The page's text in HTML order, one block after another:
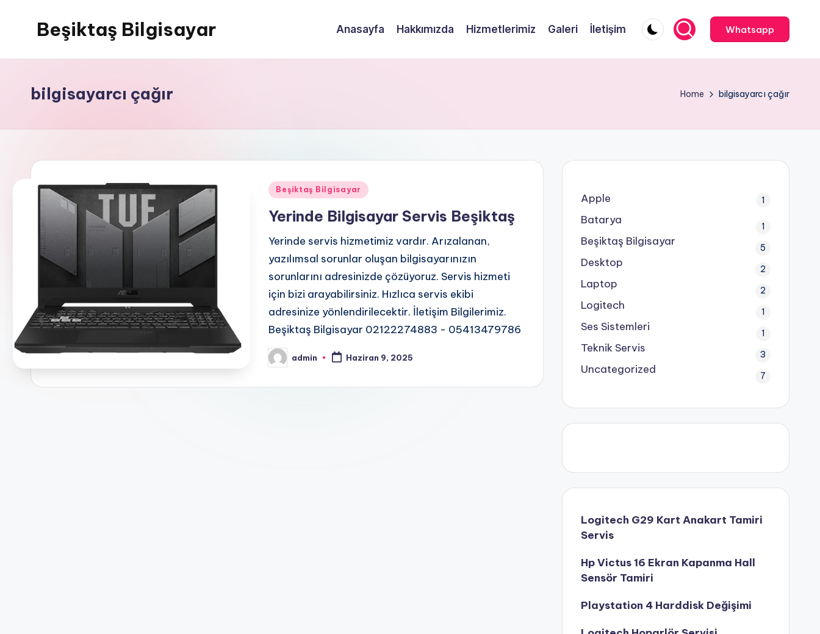
Beşiktaş Bilgisayar
Servisi
Anasayfa Hakkımızda Hizmetlerimiz Galeri İletişim Whatsapp
bilgisayarcı çağır Home bilgisayarcı çağır
Posted
Beşiktaş Bilgisayar
Yerinde Bilgisayar Servis Beşiktaş
Yerinde servis hizmetimiz vardır. Arızalanan,
yazılımsal sorunlar oluşan bilgisayarınızın
sorunlarını adresinizde çözüyoruz. Servis hizmeti
için bizi arayabilirsiniz. Hızlıca servis ekibi
adresinize yönlendirilecektir. İletişim Bilgilerimiz.
Beşiktaş Bilgisayar 02122274883 - 05413479786
Posted
by
admin Haziran 9, 2025
Apple 1
Batarya 1
Beşiktaş Bilgisayar 5
Desktop 2
Laptop 2
Logitech 1
Ses Sistemleri 1
Teknik Servis 3
Uncategorized 7
Logitech G29 Kart Anakart Tamiri
Servis
Hp Victus 16 Ekran Kapanma Hall
Sensör Tamiri
Playstation 4 Harddisk Değişimi